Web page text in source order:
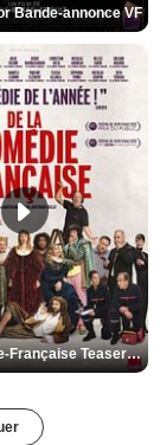
Bande-annonce VF
De la Comédie-Française Teaser VF